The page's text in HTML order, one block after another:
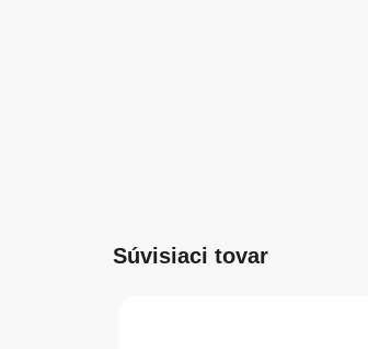
Súvisiaci tovar